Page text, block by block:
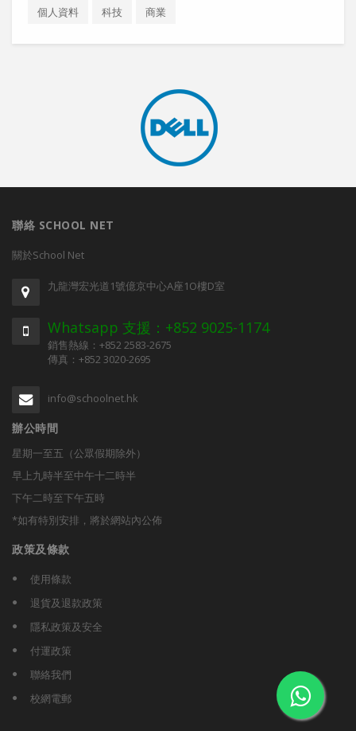
個人資料
科技 商業
聯絡 SCHOOL NET
關於School Net
九龍灣宏光道1號億京中心A座1O樓D室
Whatsapp 支援：+852 9025-1174
銷售熱線：+852 2583-2675
傳真：+852 3020-2695
info@schoolnet.hk
辦公時間
星期一至五（公眾假期除外）
早上九時半至中午十二時半
下午二時至下午五時
*如有特別安排，將於網站內公佈
政策及條款
使用條款
退貨及退款政策
隱私政策及安全
付運政策
聯絡我們
校網電郵